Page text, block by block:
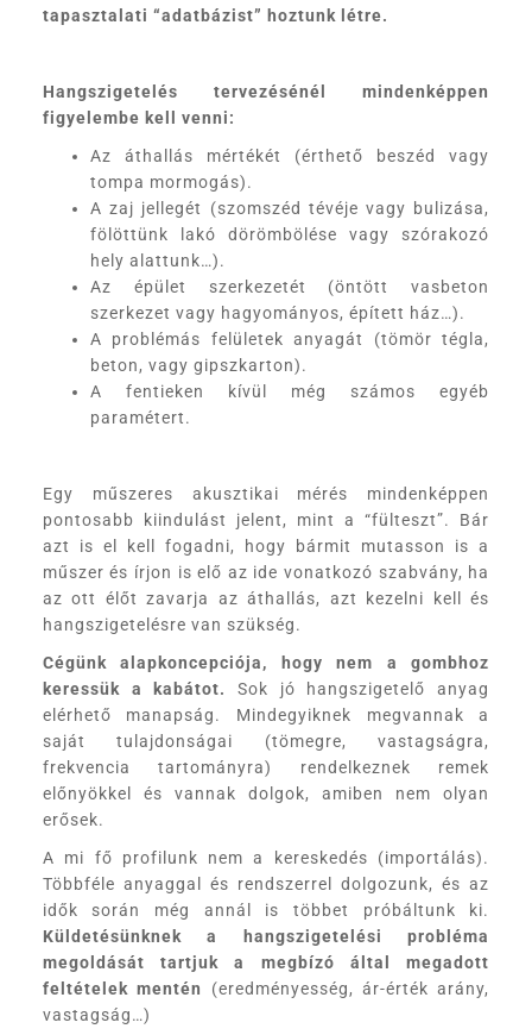
tapasztalati “adatbázist” hoztunk létre.
Hangszigetelés tervezésénél mindenképpen
figyelembe kell venni:
Az áthallás mértékét (érthető beszéd vagy
tompa mormogás).
A zaj jellegét (szomszéd tévéje vagy bulizása,
fölöttünk lakó dörömbölése vagy szórakozó
hely alattunk…).
Az épület szerkezetét (öntött vasbeton
szerkezet vagy hagyományos, épített ház…).
A problémás felületek anyagát (tömör tégla,
beton, vagy gipszkarton).
A fentieken kívül még számos egyéb
paramétert.
Egy műszeres akusztikai mérés mindenképpen
pontosabb kiindulást jelent, mint a “fülteszt”. Bár
azt is el kell fogadni, hogy bármit mutasson is a
műszer és írjon is elő az ide vonatkozó szabvány, ha
az ott élőt zavarja az áthallás, azt kezelni kell és
hangszigetelésre van szükség.
Cégünk alapkoncepciója, hogy nem a gombhoz
keressük a kabátot. Sok jó hangszigetelő anyag
elérhető manapság. Mindegyiknek megvannak a
saját tulajdonságai (tömegre, vastagságra,
frekvencia tartományra) rendelkeznek remek
előnyökkel és vannak dolgok, amiben nem olyan
erősek.
A mi fő profilunk nem a kereskedés (importálás).
Többféle anyaggal és rendszerrel dolgozunk, és az
idők során még annál is többet próbáltunk ki.
Küldetésünknek a hangszigetelési probléma
megoldását tartjuk a megbízó által megadott
feltételek mentén
(eredményesség, ár-érték arány,
vastagság…)